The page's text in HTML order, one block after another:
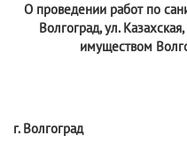
О проведении работ по
Волгоград, ул.
имуществом
г. Волгоград